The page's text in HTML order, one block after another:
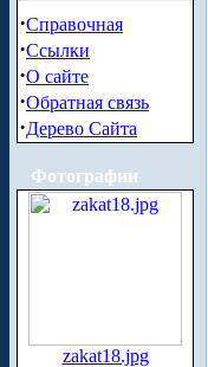
·Справочная
·Ссылки
·О сайте
·Обратная связь
·Дерево Сайта
Фотографии
zakat18.jpg